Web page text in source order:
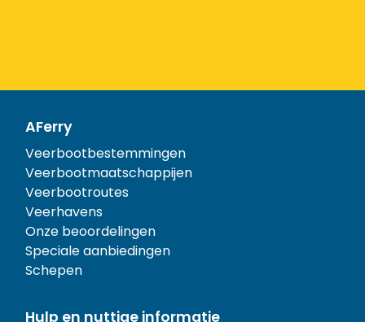
AFerry
Veerbootbestemmingen
Veerbootmaatschappijen
Veerbootroutes
Veerhavens
Onze beoordelingen
Speciale aanbiedingen
Schepen
Hulp en nuttige informatie